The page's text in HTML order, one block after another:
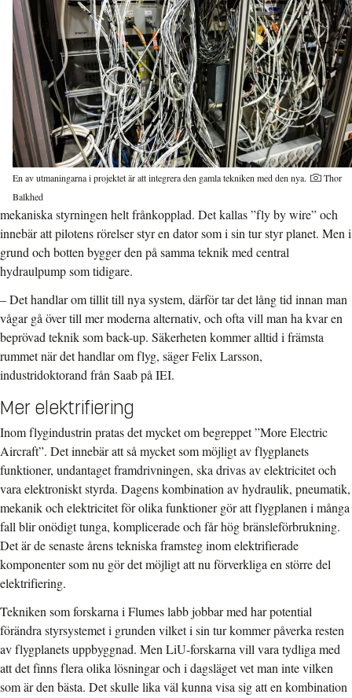
En av utmaningarna i projektet är att integrera den gamla tekniken med den nya.
Thor
Balkhed
mekaniska styrningen helt frånkopplad. Det kallas ”fly by wire” och
innebär att pilotens rörelser styr en dator som i sin tur styr planet. Men i
grund och botten bygger den på samma teknik med central
hydraulpump som tidigare.
– Det handlar om tillit till nya system, därför tar det lång tid innan man
vågar gå över till mer moderna alternativ, och ofta vill man ha kvar en
beprövad teknik som back-up. Säkerheten kommer alltid i främsta
rummet när det handlar om flyg, säger Felix Larsson,
industridoktorand från Saab på IEI.
Mer elektrifiering
Inom flygindustrin pratas det mycket om begreppet ”More Electric
Aircraft”. Det innebär att så mycket som möjligt av flygplanets
funktioner, undantaget framdrivningen, ska drivas av elektricitet och
vara elektroniskt styrda. Dagens kombination av hydraulik, pneumatik,
mekanik och elektricitet för olika funktioner gör att flygplanen i många
fall blir onödigt tunga, komplicerade och får hög bränsleförbrukning.
Det är de senaste årens tekniska framsteg inom elektrifierade
komponenter som nu gör det möjligt att nu förverkliga en större del
elektrifiering.
Tekniken som forskarna i Flumes labb jobbar med har potential
förändra styrsystemet i grunden vilket i sin tur kommer påverka resten
av flygplanets uppbyggnad. Men LiU-forskarna vill vara tydliga med
att det finns flera olika lösningar och i dagsläget vet man inte vilken
som är den bästa. Det skulle lika väl kunna visa sig att en kombination